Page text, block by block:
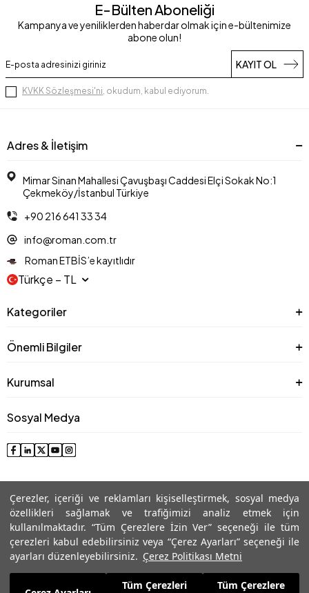
Çerezler, içeriği ve reklamları kişiselleştirmek, sosyal medya
özellikleri sağlamak ve trafiğimizi analiz etmek için
kullanılmaktadır. “Tüm Çerezlere İzin Ver” seçeneği ile tüm
çerezleri kabul edebilirsiniz veya “Çerez Ayarları” seçeneği ile
ayarları düzenleyebilirsiniz. Çerez Politikası Metni
Tüm Çerezleri Tüm Çerezlere
4.913,99TL
E-Bülten Aboneliği
Kampanya ve yeniliklerden haberdar olmak için e-bültenimize
abone olun!
KAYIT OL
KVKK Sözleşmesi'ni, okudum, kabul ediyorum.
Adres & İletişim
Mimar Sinan Mahallesi Çavuşbaşı Caddesi Elçi Sokak No:1
Çekmeköy/İstanbul Türkiye
+90 216 641 33 34
info@roman.com.tr
Roman ETBİS’e kayıtlıdır
Türkçe − TL
Kategoriler
Önemli Bilgiler
Kurumsal
Sosyal Medya
© 2025 Roman® Tüm Hakları Saklıdır, İzinsiz kullanılamaz